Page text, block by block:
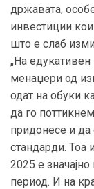
државата,
инвестиции
што е слаб
„На
менаџери од
одат на обуки
да го
придонесе и да
стандарди. Тоа
2025 е
период. И на